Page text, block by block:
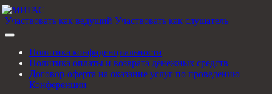
Участвовать как ведущий Участвовать как слушатель
Политика конфиденциальности
Политика оплаты и возврата денежных средств
Договор-оферта на оказание услуг по проведению
Конференции